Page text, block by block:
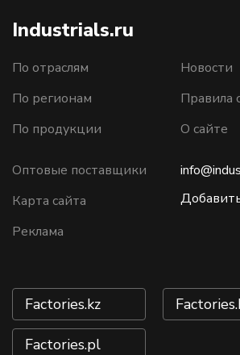
Industrials.ru
По отраслям
По регионам
По продукции
Новости
Правила
О сайте
Оптовые поставщики
Карта сайта
Реклама
Factories.kz
Factories.pl